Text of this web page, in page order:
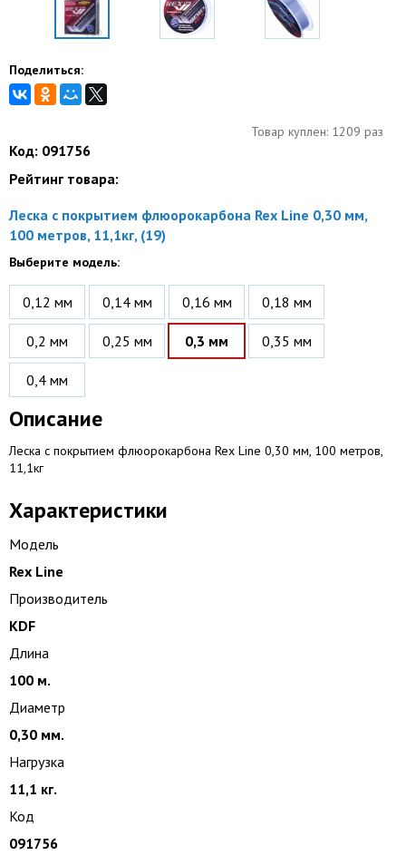
Поделиться:
Товар куплен: 1209 раз
Код: 091756
Рейтинг товара:
Леска с покрытием флюорокарбона Rex Line 0,30 мм,
100 метров, 11,1кг, (19)
Выберите модель:
0,12 мм 0,14 мм 0,16 мм 0,18 мм
0,2 мм 0,25 мм 0,3 мм 0,35 мм
0,4 мм
Описание
Леска с покрытием флюорокарбона Rex Line 0,30 мм, 100 метров,
11,1кг
Характеристики
Модель
Rex Line
Производитель
KDF
Длина
100 м.
Диаметр
0,30 мм.
Нагрузка
11,1 кг.
Код
091756